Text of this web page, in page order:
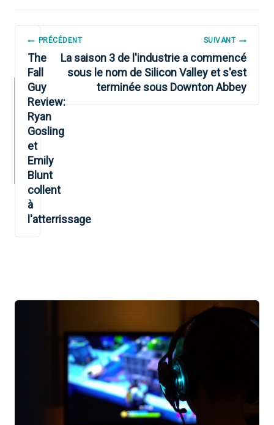
NAVIGATION
DE
L’ARTICLE
PRÉCÉDENT
The
Fall
Guy
Review:
Ryan
Gosling
et
Emily
Blunt
collent
à
l'atterrissage
SUIVANT
La saison 3 de l'industrie a commencé
sous le nom de Silicon Valley et s'est
terminée sous Downton Abbey